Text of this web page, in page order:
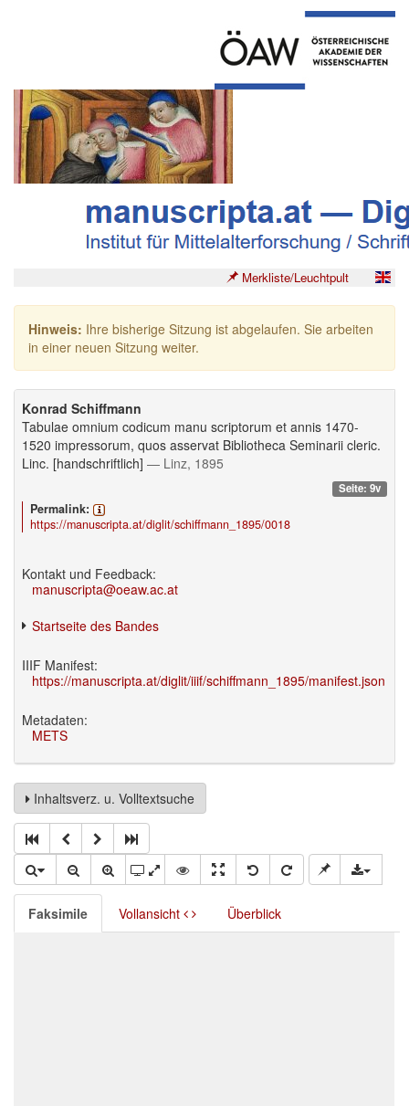
Merkliste/Leuchtpult
Hinweis: Ihre bisherige Sitzung ist abgelaufen. Sie arbeiten
in einer neuen Sitzung weiter.
Konrad Schiffmann
Tabulae omnium codicum manu scriptorum et annis 1470-
1520 impressorum, quos asservat Bibliotheca Seminarii cleric.
Linc. [handschriftlich] — Linz, 1895
Seite: 9v
Permalink:
https://manuscripta.at/diglit/schiffmann_1895/0018
Kontakt und Feedback:
manuscripta@oeaw.ac.at
Startseite des Bandes
IIIF Manifest:
https://manuscripta.at/diglit/iiif/schiffmann_1895/manifest.json
Metadaten:
METS
Inhaltsverz. u. Volltextsuche
Faksimile Vollansicht Überblick